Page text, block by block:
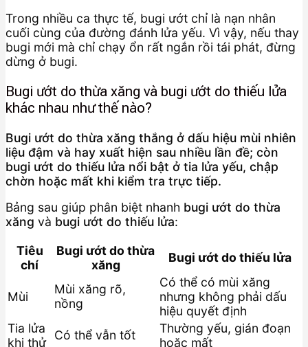
Trong nhiều ca thực tế, bugi ướt chỉ là nạn nhân
cuối cùng của đường đánh lửa yếu. Vì vậy, nếu thay
bugi mới mà chỉ chạy ổn rất ngắn rồi tái phát, đừng
dừng ở bugi.
Bugi ướt do thừa xăng và bugi ướt do thiếu lửa
khác nhau như thế nào?
Bugi ướt do thừa xăng thắng ở dấu hiệu mùi nhiên
liệu đậm và hay xuất hiện sau nhiều lần đề; còn
bugi ướt do thiếu lửa nổi bật ở tia lửa yếu, chập
chờn hoặc mất khi kiểm tra trực tiếp.
Bảng sau giúp phân biệt nhanh bugi ướt do thừa
xăng và bugi ướt do thiếu lửa:
Tiêu
chí
Bugi ướt do thừa
xăng
Bugi ướt do thiếu lửa
Mùi
Mùi xăng rõ,
nồng
Có thể có mùi xăng
nhưng không phải dấu
hiệu quyết định
Tia lửa
khi thử
Có thể vẫn tốt
Thường yếu, gián đoạn
hoặc mất